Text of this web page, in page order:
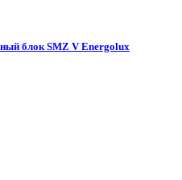
блок SMZ V Energolux